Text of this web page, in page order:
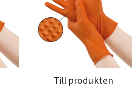
Till produkten